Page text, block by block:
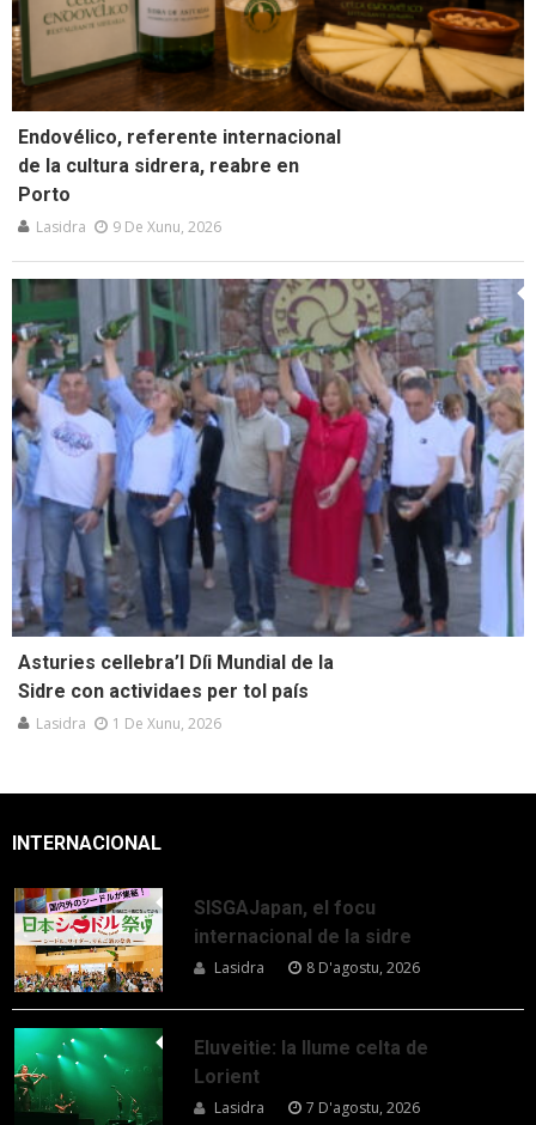
Endovélico, referente internacional
de la cultura sidrera, reabre en
Porto
Lasidra 9 De Xunu, 2026
Asturies cellebra’l Díi Mundial de la
Sidre con actividaes per tol país
Lasidra 1 De Xunu, 2026
INTERNACIONAL
SISGAJapan, el focu
internacional de la sidre
Lasidra 8 D'agostu, 2026
Eluveitie: la llume celta de
Lorient
Lasidra 7 D'agostu, 2026